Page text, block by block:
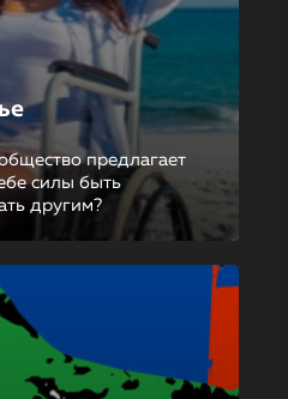
предлагает
силы быть
другим?